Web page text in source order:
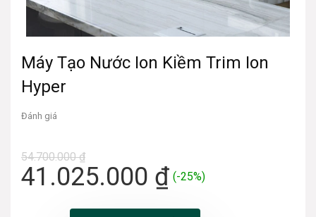
Máy Tạo Nước Ion Kiềm Trim Ion
Hyper
Đánh giá
54.700.000₫
41.025.000 ₫ (-25%)